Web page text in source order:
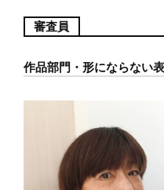
審査員
作品部門・形にならない